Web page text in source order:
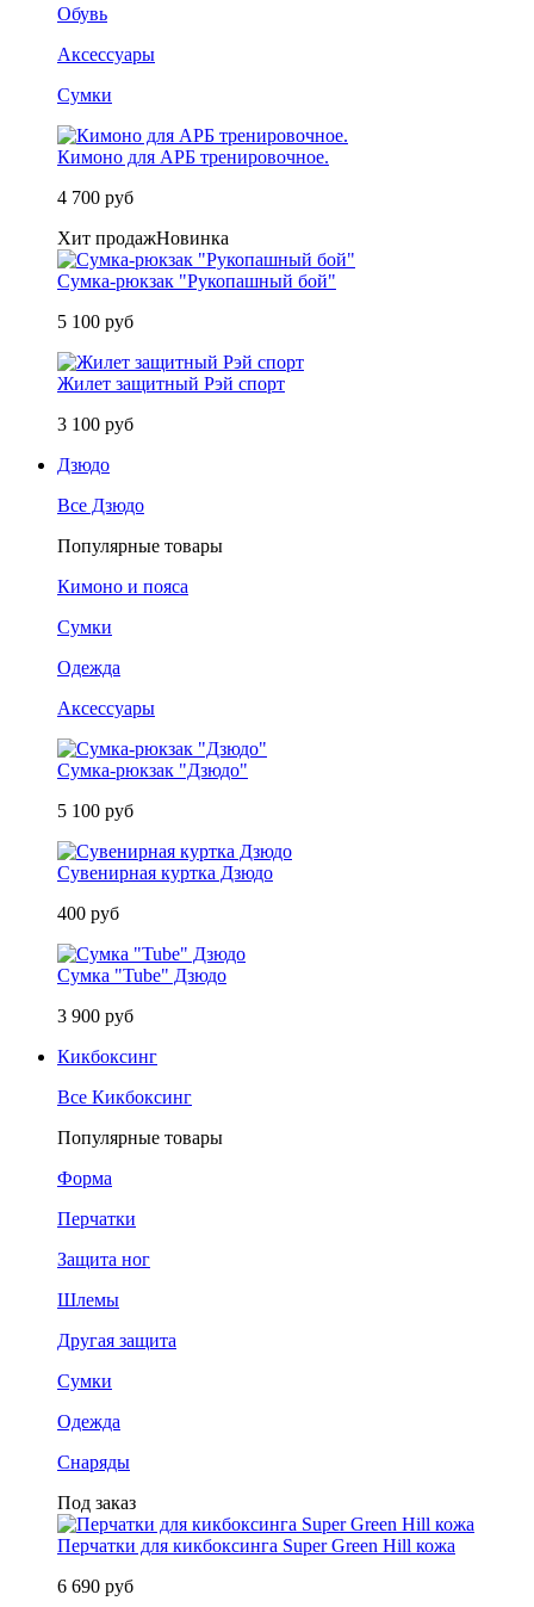
Обувь
Аксессуары
Сумки
Кимоно для АРБ тренировочное.
4 700 руб
Хит продажНовинка
Сумка-рюкзак "Рукопашный бой"
5 100 руб
Жилет защитный Рэй спорт
3 100 руб
Дзюдо
Все Дзюдо
Популярные товары
Кимоно и пояса
Сумки
Одежда
Аксессуары
Сумка-рюкзак "Дзюдо"
5 100 руб
Сувенирная куртка Дзюдо
400 руб
Сумка "Tube" Дзюдо
3 900 руб
Кикбоксинг
Все Кикбоксинг
Популярные товары
Форма
Перчатки
Защита ног
Шлемы
Другая защита
Сумки
Одежда
Снаряды
Под заказ
Перчатки для кикбоксинга Super Green Hill кожа
6 690 руб